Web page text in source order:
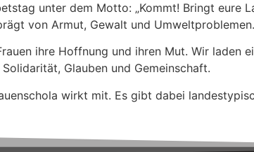
unter dem Motto: „Kommt! Bringt eure
von Armut, Gewalt und Umweltproblemen.
ihre Hoffnung und ihren Mut. Wir laden
Glauben und Gemeinschaft.
wirkt mit. Es gibt dabei